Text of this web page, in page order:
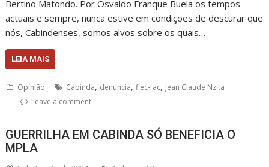
Bertino Matondo. Por Osvaldo Franque Buela os tempos
actuais e sempre, nunca estive em condições de descurar que
nós, Cabindenses, somos alvos sobre os quais…
LEIA MAIS
Opinião Cabinda, denúncia,flec-fac, Jean Claude Nzita
Leave a comment
GUERRILHA EM CABINDA SÓ BENEFICIA O
MPLA